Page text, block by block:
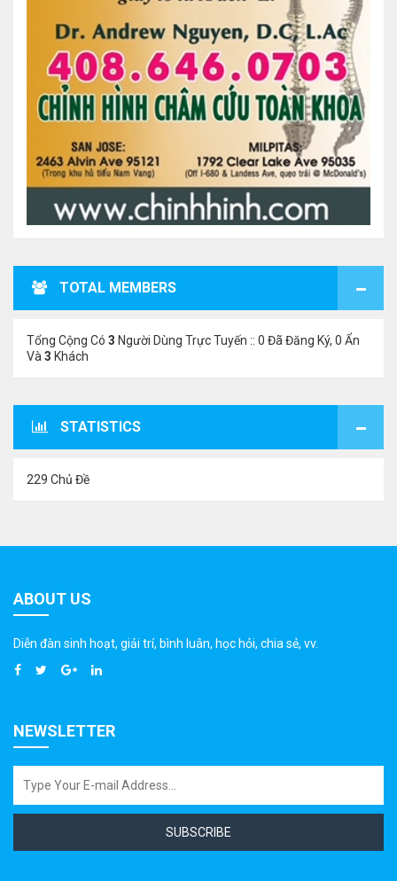
TOTAL MEMBERS
Tổng Cộng Có 3 Người Dùng Trực Tuyến :: 0 Đã Đăng Ký, 0 Ẩn
Và 3 Khách
STATISTICS
229 Chủ Đề
ABOUT US
Diễn đàn sinh hoạt, giải trí, bình luân, học hỏi, chia sẻ, vv.
NEWSLETTER
SUBSCRIBE